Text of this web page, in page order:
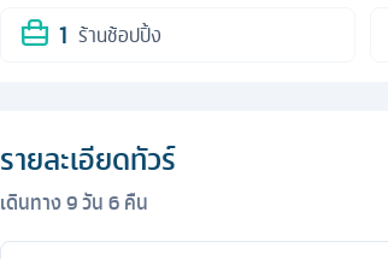
1 ร้านช้อปปิ้ง
รายละเอียดทัวร์
เดินทาง9วัน6คืน